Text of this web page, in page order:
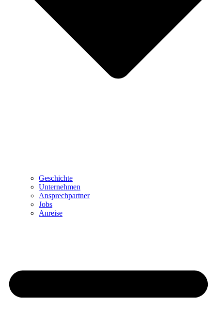
Geschichte
Unternehmen
Ansprechpartner
Jobs
Anreise